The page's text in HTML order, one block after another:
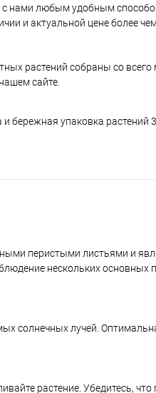
с нами любым удобным
и актуальной цене более
растений собраны со всего
сайте.
бережная упаковка растений
перистыми листьями и
нескольких основных
солнечных лучей.
растение. Убедитесь, что